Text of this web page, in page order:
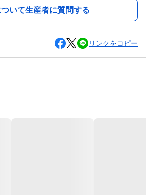
いて生産者に質問する
リンクをコピー